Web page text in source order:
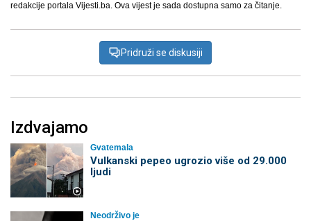
redakcije portala Vijesti.ba. Ova vijest je sada dostupna samo za čitanje.
Pridruži se diskusiji
Izdvajamo
Gvatemala
Vulkanski pepeo ugrozio više od 29.000
ljudi
Neodrživo je